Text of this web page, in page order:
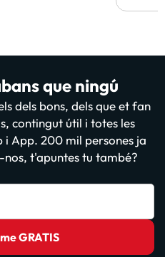
que ningú
dels bons, dels que et fan
contingut útil i totes les
i App. 200 mil persones ja
t'apuntes tu també?
GRATIS